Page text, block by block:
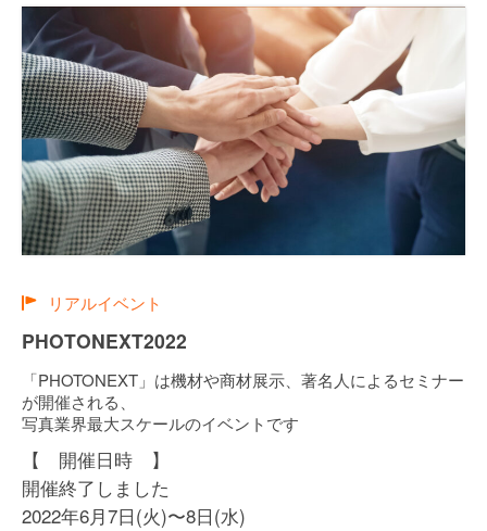
リアルイベント
PHOTONEXT2022
「PHOTONEXT」は機材や商材展示、著名人によるセミナー
が開催される、
写真業界最大スケールのイベントです
【 開催日時 】
開催終了しました
2022年6月7日(火)〜8日(水)